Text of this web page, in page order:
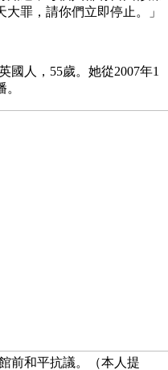
罪，請你們立即停止。」
國人，55歲。她從2007年1
前和平抗議。（本人提